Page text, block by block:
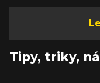
Tipy, triky,